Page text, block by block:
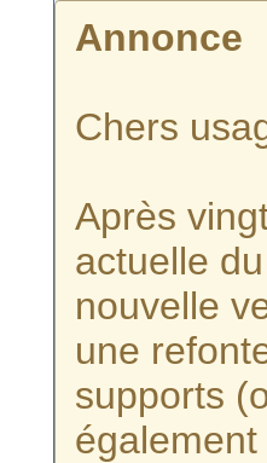
Annonce
Chers
Après
actuelle
nouvelle
une
supports